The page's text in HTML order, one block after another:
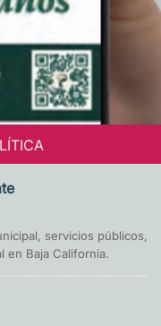
servicios públicos,
en Baja California.